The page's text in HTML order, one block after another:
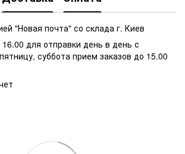
"Новая почта" со склада г. Киев
для отправки день в день с
суббота прием заказов до 15.00